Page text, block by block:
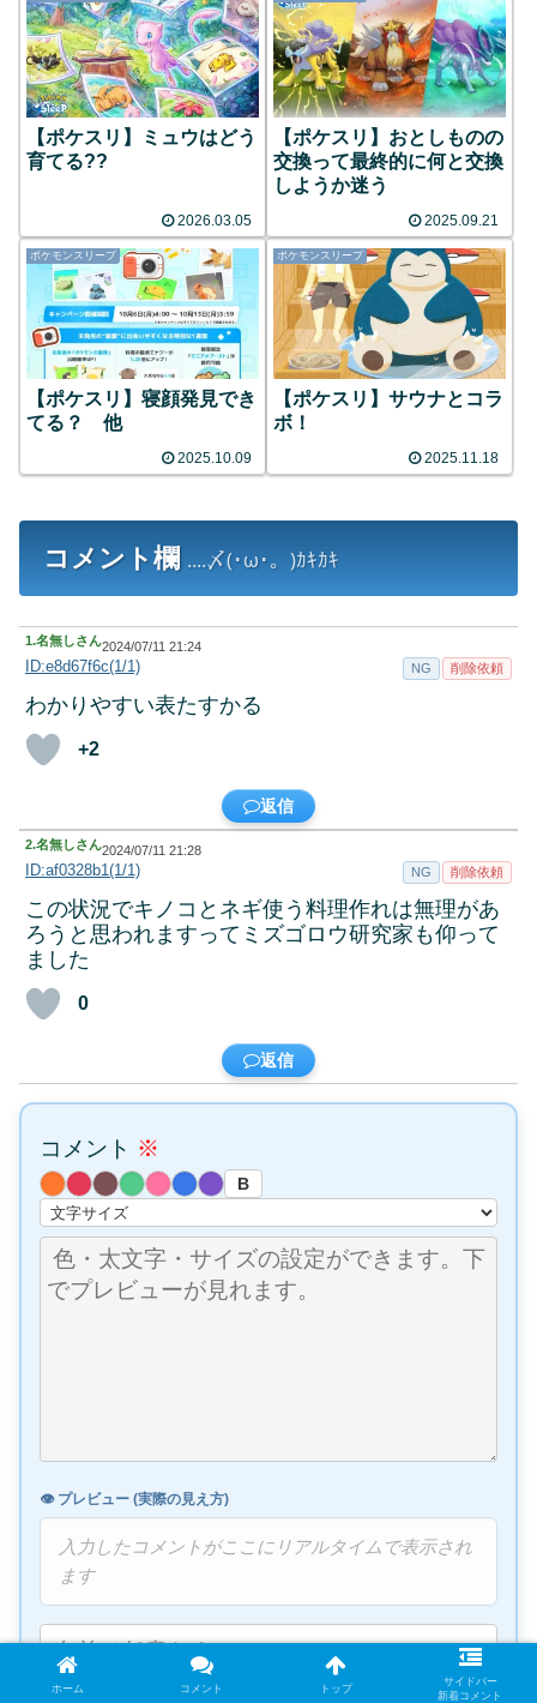
【ポケスリ】ミュウはどう
育てる??
2026.03.05
【ポケスリ】おとしものの
交換って最終的に何と交換
しようか迷う
2025.09.21
ポケモンスリープ
【ポケスリ】寝顔発見でき
てる？ 他
2025.10.09
ポケモンスリープ
【ポケスリ】サウナとコラ
ボ！
2025.11.18
コメント欄 ....〆(･ω･。)ｶｷｶｷ
1.名無しさん2024/07/11 21:24
ID:e8d67f6c(1/1) NG 削除依頼
わかりやすい表たすかる
+2
返信
2.名無しさん2024/07/11 21:28
ID:af0328b1(1/1) NG 削除依頼
この状況でキノコとネギ使う料理作れは無理があ
ろうと思われますってミズゴロウ研究家も仰って
ました
0
返信
コメント ※
B
👁️ プレビュー (実際の見え方)
入力したコメントがここにリアルタイムで表示され
ます
ホーム コメント トップ
サイドバー
新着コメント